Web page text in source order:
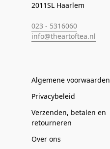
2011SL Haarlem
023 - 5316060
info@theartoftea.nl
Algemene voorwaarden
Privacybeleid
Verzenden, betalen en
retourneren
Over ons